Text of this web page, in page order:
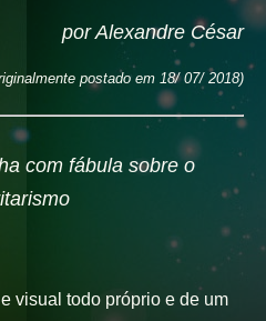
por Alexandre César
ente postado em 18/ 07/ 2018)
com fábula sobre o
visual todo próprio e de um